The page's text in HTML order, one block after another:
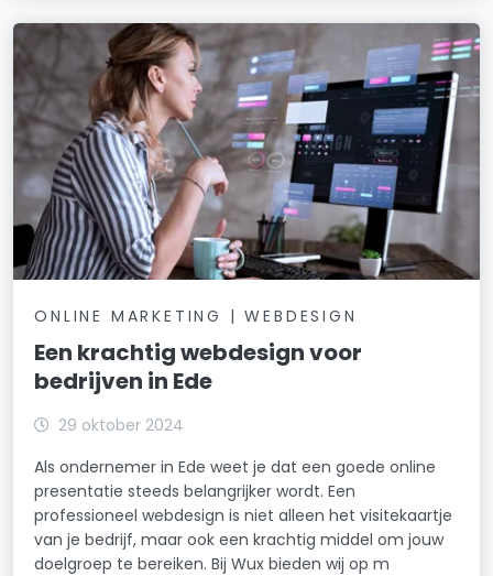
ONLINE MARKETING | WEBDESIGN
Een krachtig webdesign voor
bedrijven in Ede
29 oktober 2024
Als ondernemer in Ede weet je dat een goede online
presentatie steeds belangrijker wordt. Een
professioneel webdesign is niet alleen het visitekaartje
van je bedrijf, maar ook een krachtig middel om jouw
doelgroep te bereiken. Bij Wux bieden wij op m